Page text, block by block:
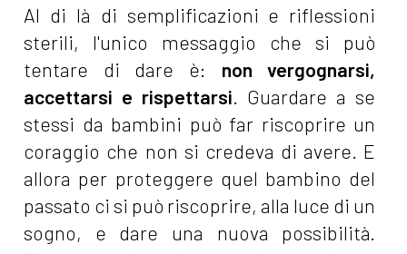
Al di là di semplificazioni e riflessioni
sterili, l'unico messaggio che si può
tentare di dare è:
non vergognarsi,
accettarsi e rispettarsi . Guardare a se
stessi da bambini può far riscoprire un
coraggio che non si credeva di avere. E
allora per proteggere quel bambino del
passato ci si può riscoprire, alla luce di un
sogno, e dare una nuova possibilità.